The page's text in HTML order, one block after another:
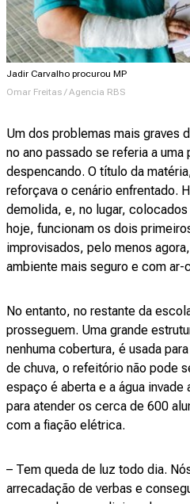
Jadir Carvalho procurou MP
Omar Freitas / Agencia RBS
Um dos problemas mais graves
no ano passado se referia a
despencando. O título da
reforçava o cenário enfrentado.
demolida, e, no lugar,
hoje, funcionam os dois
improvisados, pelo menos
ambiente mais seguro e com ar-
No entanto, no restante da
prosseguem. Uma grande
nenhuma cobertura, é usada
de chuva, o refeitório não pode
espaço é aberta e a água invade
para atender os cerca de 600
com a fiação elétrica.
– Tem queda de luz todo dia.
arrecadação de verbas e